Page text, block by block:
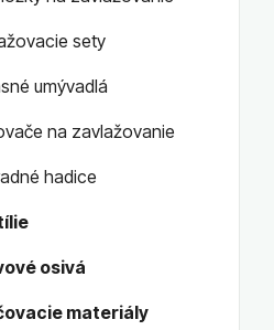
sety
umývadlá
na zavlažovanie
hadice
osivá
materiály